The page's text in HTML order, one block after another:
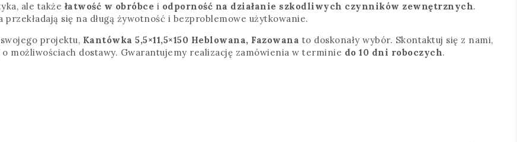
ale także łatwość w obróbce i odporność na działanie szkodliwych czynników zewnętrznych.
przekładają się na długą żywotność i bezproblemowe użytkowanie.
projektu, Kantówka 5,5×11,5×150 Heblowana, Fazowana to doskonały wybór. Skontaktuj się z nami,
możliwościach dostawy. Gwarantujemy realizację zamówienia w terminie do 10 dni roboczych.